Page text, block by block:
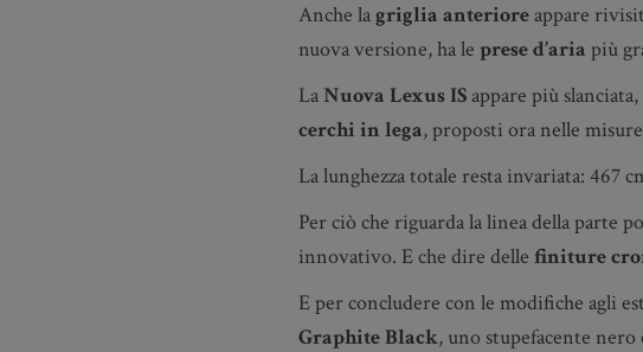
Anche lagriglia anterioreappare
nuova versione, ha le prese d’aria più
LaNuova Lexus ISappare più
cerchi in lega, proposti ora nelle
La lunghezza totale resta invariata: 467
Per ciò che riguarda la linea della parte
innovativo. E che dire delle finiture
E per concludere con le modifiche agli
Graphite Black, uno stupefacente nero